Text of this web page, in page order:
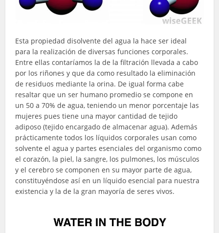
Esta propiedad disolvente del agua la hace ser ideal
para la realización de diversas funciones corporales.
Entre ellas contaríamos la de la filtración llevada a cabo
por los riñones y que da como resultado la eliminación
de residuos mediante la orina. De igual forma cabe
resaltar que un ser humano promedio se compone en
un 50 a 70% de agua, teniendo un menor porcentaje las
mujeres pues tiene una mayor cantidad de tejido
adiposo (tejido encargado de almacenar agua). Además
prácticamente todos los líquidos corporales usan como
solvente el agua y partes esenciales del organismo como
el corazón, la piel, la sangre, los pulmones, los músculos
y el cerebro se componen en su mayor parte de agua,
constituyéndose así en un líquido esencial para nuestra
existencia y la de la gran mayoría de seres vivos.